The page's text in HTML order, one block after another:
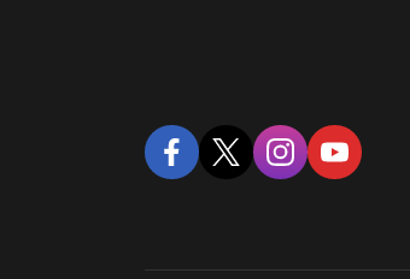
facebooktwitter instagramyoutube